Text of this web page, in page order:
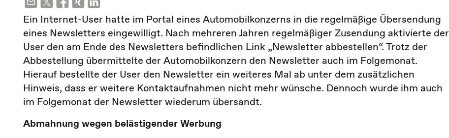
Ein Internet-User hatte im Portal eines Automobilkonzerns in die regelmäßige Übersendung
eines Newsletters eingewilligt. Nach mehreren Jahren regelmäßiger Zusendung aktivierte der
User den am Ende des Newsletters befindlichen Link „Newsletter abbestellen“. Trotz der
Abbestellung übermittelte der Automobilkonzern den Newsletter auch im Folgemonat.
Hierauf bestellte der User den Newsletter ein weiteres Mal ab unter dem zusätzlichen
Hinweis, dass er weitere Kontaktaufnahmen nicht mehr wünsche. Dennoch wurde ihm auch
im Folgemonat der Newsletter wiederum übersandt.
Abmahnung wegen belästigender Werbung